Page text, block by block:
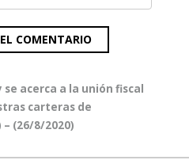
se acerca a la unión fiscal
carteras de
(26/8/2020)